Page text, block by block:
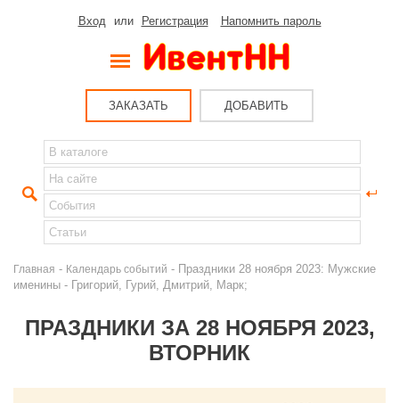
Вход или Регистрация Напомнить пароль
ЗАКАЗАТЬ ДОБАВИТЬ
Главная - Календарь событий - Праздники 28 ноября 2023: Мужские
именины - Григорий, Гурий, Дмитрий, Марк;
ПРАЗДНИКИ ЗА 28 НОЯБРЯ 2023,
ВТОРНИК